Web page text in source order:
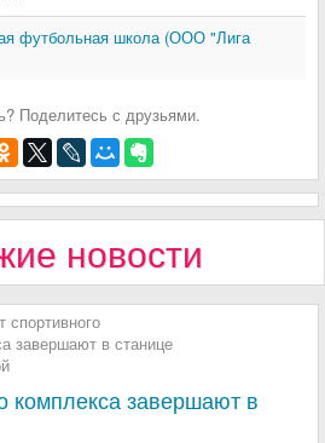
футбольная школа (ООО "Лига
Поделитесь с друзьями.
новости
комплекса завершают в